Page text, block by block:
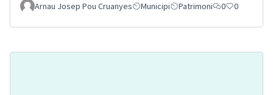
Arnau Josep Pou Cruanyes Municipi Patrimoni 0 0